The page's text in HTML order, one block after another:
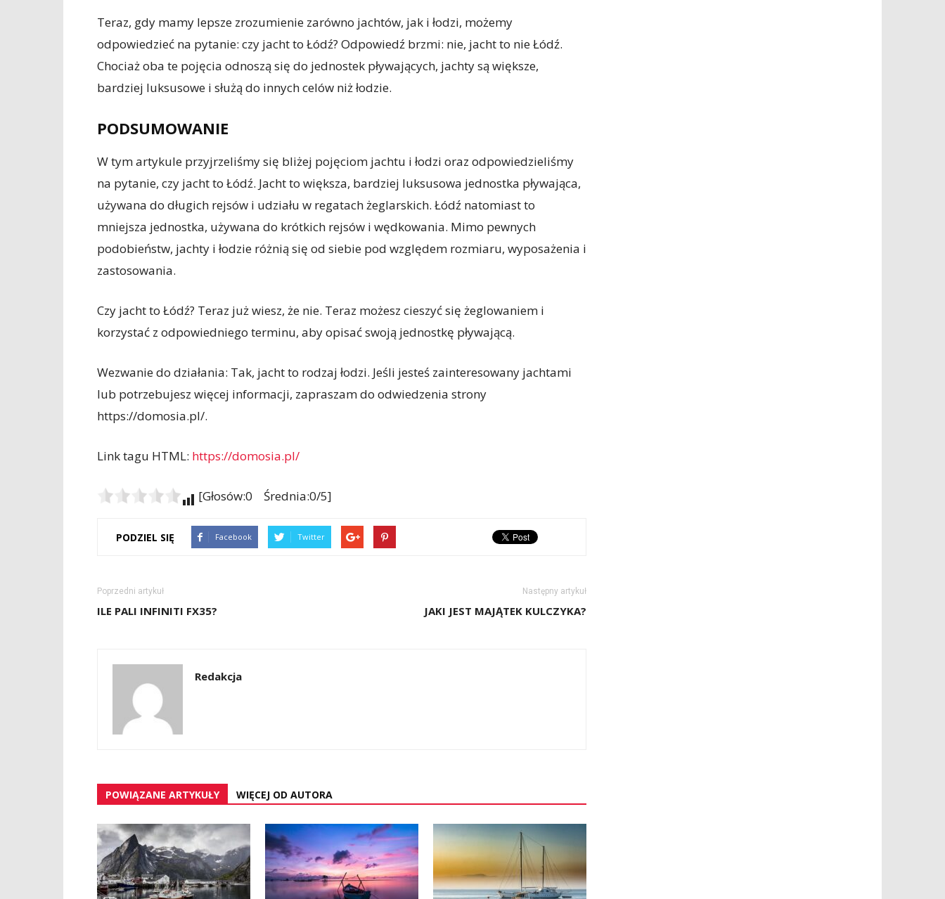
Teraz, gdy mamy lepsze zrozumienie zarówno jachtów, jak i łodzi, możemy
odpowiedzieć na pytanie: czy jacht to Łódź? Odpowiedź brzmi: nie, jacht to nie Łódź.
Chociaż oba te pojęcia odnoszą się do jednostek pływających, jachty są większe,
bardziej luksusowe i służą do innych celów niż łodzie.
PODSUMOWANIE
W tym artykule przyjrzeliśmy się bliżej pojęciom jachtu i łodzi oraz odpowiedzieliśmy
na pytanie, czy jacht to Łódź. Jacht to większa, bardziej luksusowa jednostka pływająca,
używana do długich rejsów i udziału w regatach żeglarskich. Łódź natomiast to
mniejsza jednostka, używana do krótkich rejsów i wędkowania. Mimo pewnych
podobieństw, jachty i łodzie różnią się od siebie pod względem rozmiaru, wyposażenia i
zastosowania.
Czy jacht to Łódź? Teraz już wiesz, że nie. Teraz możesz cieszyć się żeglowaniem i
korzystać z odpowiedniego terminu, aby opisać swoją jednostkę pływającą.
Wezwanie do działania: Tak, jacht to rodzaj łodzi. Jeśli jesteś zainteresowany jachtami
lub potrzebujesz więcej informacji, zapraszam do odwiedzenia strony
https://domosia.pl/.
Link tagu HTML: https://domosia.pl/
[Głosów:0 Średnia:0/5]
PODZIEL SIĘ Facebook Twitter
Poprzedni artykuł
ILE PALI INFINITI FX35?
Następny artykuł
JAKI JEST MAJĄTEK KULCZYKA?
Redakcja
POWIĄZANE ARTYKUŁY WIĘCEJ OD AUTORA